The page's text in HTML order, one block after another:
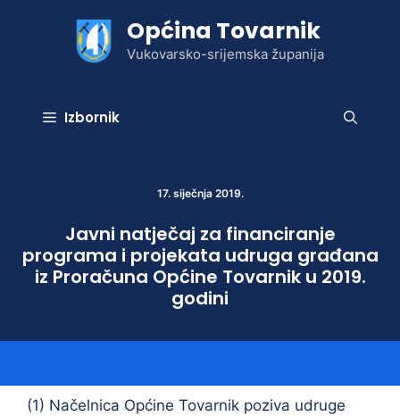
Općina Tovarnik
Vukovarsko-srijemska županija
Izbornik
17. siječnja 2019.
Javni natječaj za financiranje
programa i projekata udruga građana
iz Proračuna Općine Tovarnik u 2019.
godini
(1) Načelnica Općine Tovarnik poziva udruge